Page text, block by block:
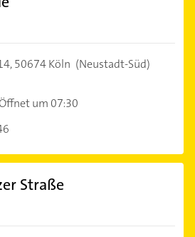
50674 Köln (Neustadt-Süd)
um 07:30
Straße